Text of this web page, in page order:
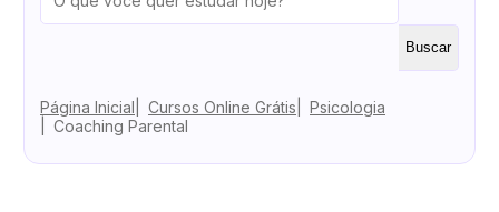
Buscar
Página Inicial Cursos Online Grátis
Psicologia
Coaching Parental